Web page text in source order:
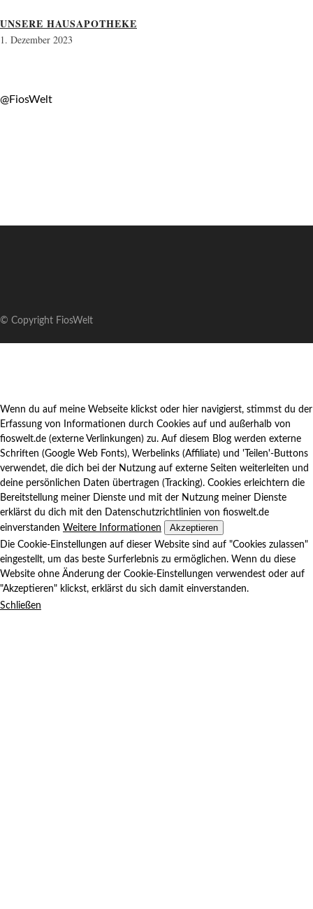
UNSERE HAUSAPOTHEKE
1. Dezember 2023
@FiosWelt
© Copyright FiosWelt
Wenn du auf meine Webseite klickst oder hier navigierst, stimmst du der
Erfassung von Informationen durch Cookies auf und außerhalb von
fioswelt.de (externe Verlinkungen) zu. Auf diesem Blog werden externe
Schriften (Google Web Fonts), Werbelinks (Affiliate) und 'Teilen'-Buttons
verwendet, die dich bei der Nutzung auf externe Seiten weiterleiten und
deine persönlichen Daten übertragen (Tracking). Cookies erleichtern die
Bereitstellung meiner Dienste und mit der Nutzung meiner Dienste
erklärst du dich mit den Datenschutzrichtlinien von fioswelt.de
einverstanden Weitere Informationen Akzeptieren
Die Cookie-Einstellungen auf dieser Website sind auf "Cookies zulassen"
eingestellt, um das beste Surferlebnis zu ermöglichen. Wenn du diese
Website ohne Änderung der Cookie-Einstellungen verwendest oder auf
"Akzeptieren" klickst, erklärst du sich damit einverstanden.
Schließen